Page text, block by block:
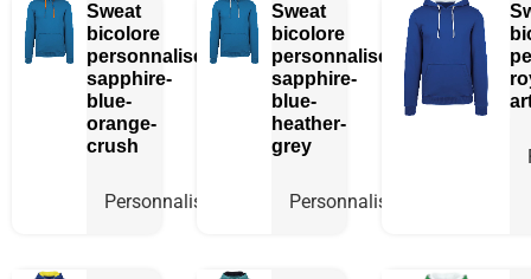
Sweat
bicolore
personnalisé
sapphire-
blue-
orange-
crush
Personnaliser
Sweat
bicolore
personnalisé
sapphire-
blue-
heather-
grey
Personnaliser